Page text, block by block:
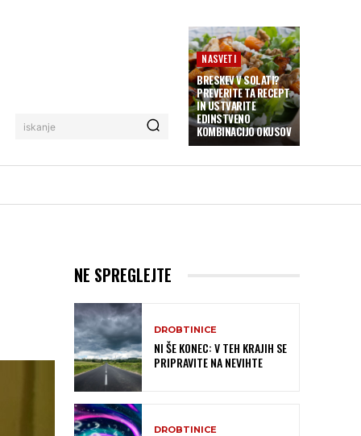
iskanje
NASVETI
BRESKEV V SOLATI?
PREVERITE TA RECEPT
IN USTVARITE
EDINSTVENO
KOMBINACIJO OKUSOV
NE SPREGLEJTE
DROBTINICE
NI ŠE KONEC: V TEH KRAJIH SE
PRIPRAVITE NA NEVIHTE
DROBTINICE